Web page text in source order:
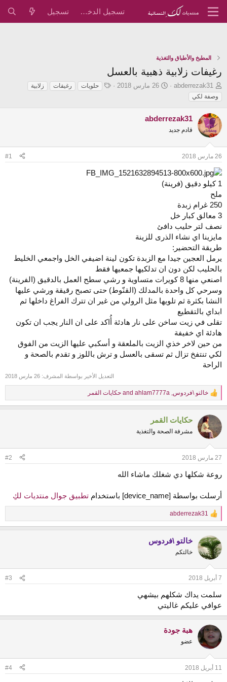
تسجيل الدخول تسجيل
المطبخ والأطباق والتغذية
رغيفات زلابية ذهبية بالعسل
ب
ا
د
ئ
ا
ل
م
ض
ع
abderrezak31
ت
خ
ب
26 مارس 2018 حلويات رغيفات
زلابية
وصفة لكي
abderrezak31
قادم جديد
26 مارس 2018 #1
1 كيلو دقيق (فرينة)
ملح
250 غرام زبدة
3 معالق كبار خل
نصف لتر حليب دافئ
مايزينا اي نشاء الذرى للزينة
طريقة التحضير:
يرمل العجين جيدا مع الزبدة تكون لينة اضيفي الخل واجمعي الخليط
بالحليب لكن دون ان تدلكيها جمعيها فقط
اصنعي منها 8 كويرات متساوية و رشي سطح العمل بالدقيق (الفرينة)
وسرحي كل واحدة بالمدلك (القنّوط) حتى تصبح رقيقة ورشي عليها
النشا بكثرة ثم تلويها مثل الرولي من غير ان تترك الفراغ داخلها ثم
ابداي بالتقطيع
تقلى في زيت ساخن على نار هادئة أُاكد على ان النار يجب ان تكون
هادئة اي خفيفة
من حين لاخر خذي الزيت بالملعقة و أسكبي عليها الزيت من الفوق
لكي تنتفخ تزال ثم تسقى بالعسل و ترش باللوز و تقدم بالصحة و
الراحة
التعديل الأخير بواسطة المشرف: 26 مارس 2018
R
e
c
t
i
s
خالتو \فردوس,
ahlam7777a حكايات القمر
حكايات القمر
مشرفة الصحة والتغذية
27 مارس 2018 #2
روعة شكلها دي شغلك ماشاء الله
أرسلت بواسطة [device_name] باستخدام تطبيق جوال منتديات لكِ
R
e
c
t
i
n
s
abderrezak31
خالتو \فردوس
خالتكم
7 أبريل 2018 #3
سلمت يداك شكلهم بيشهي
عوافي عليكم غاليتي
هبة جودة
عضو
11 أبريل 2018 #4